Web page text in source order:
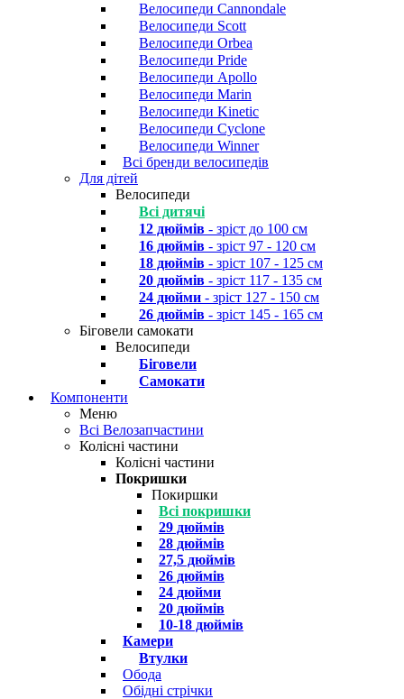
Велосипеди Cannondale
Велосипеди Scott
Велосипеди Orbea
Велосипеди Pride
Велосипеди Apollo
Велосипеди Marin
Велосипеди Kinetic
Велосипеди Cyclone
Велосипеди Winner
Всі бренди велосипедів
Для дітей
Велосипеди
Всі дитячі
12 дюймів - зріст до 100 см
16 дюймів - зріст 97 - 120 см
18 дюймів - зріст 107 - 125 см
20 дюймів - зріст 117 - 135 см
24 дюйми - зріст 127 - 150 см
26 дюймів - зріст 145 - 165 см
Біговели самокати
Велосипеди
Біговели
Самокати
Компоненти
Меню
Всі Велозапчастини
Колісні частини
Колісні частини
Покришки
Покиршки
Всі покришки
29 дюймів
28 дюймів
27,5 дюймів
26 дюймів
24 дюйми
20 дюймів
10-18 дюймів
Камери
Втулки
Обода
Обідні стрічки